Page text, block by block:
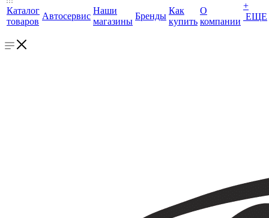
Каталог
товаров
Автосервис
Наши
магазины
Бренды
Как
купить
О
компании
+
ЕЩЕ